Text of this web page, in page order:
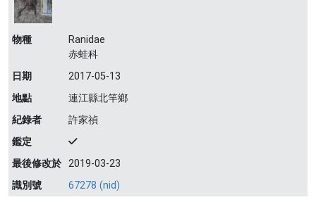
物種
Ranidae
赤蛙科
日期
2017-05-13
地點
連江縣北竿鄉
紀錄者
許家禎
鑑定
最後修改於 2019-03-23
識別號
67278 (nid)